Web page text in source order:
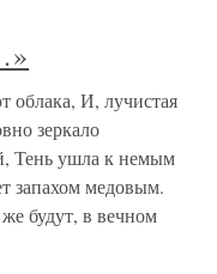
облака, И, лучистая
зеркало
Тень ушла к немым
запахом медовым.
будут, в вечном